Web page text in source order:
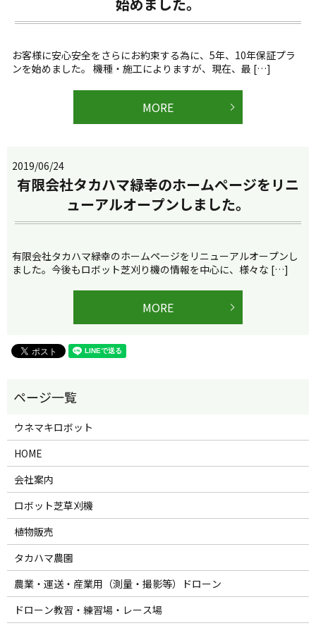
お客様に安心安全をさらにお約束する為に、5年、10年保証プラ
ンを始めました。 機種・施工によりますが、現在、最 […]
MORE
2019/06/24
有限会社タカハマ緑幸のホームページをリニ
ューアルオープンしました。
有限会社タカハマ緑幸のホームページをリニューアルオープンし
ました。今後もロボット芝刈り機の情報を中心に、様々な […]
MORE
ウネマキロボット
HOME
会社案内
ロボット芝草刈機
植物販売
タカハマ農園
農業・運送・産業用（測量・撮影等）ドローン
ドローン教習・練習場・レース場